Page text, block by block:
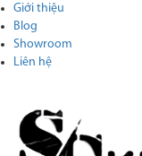
Giới thiệu
Blog
Showroom
Liên hệ